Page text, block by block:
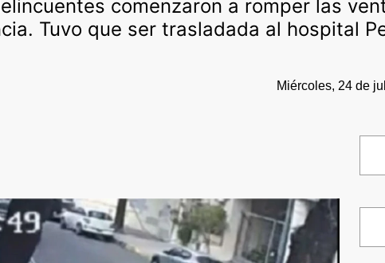
comenzaron a romper las
Tuvo que ser trasladada al hospital
Miércoles, 24 de